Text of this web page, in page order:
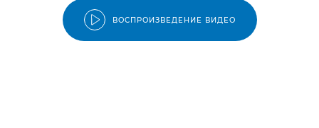
ВОСПРОИЗВЕДЕНИЕ ВИДЕО